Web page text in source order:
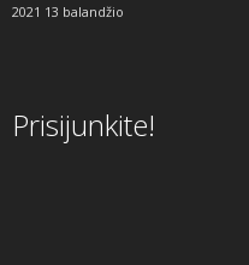
2021 13 balandžio
Prisijunkite!